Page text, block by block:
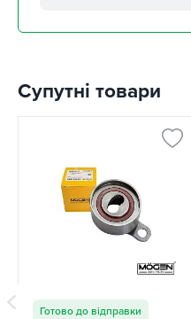
м. Кропивницький,
м. Київ, пр. Миколи
забрати 12 серпня
м. Київ, вул. Остафія
Супутні товари
Готово до відправки